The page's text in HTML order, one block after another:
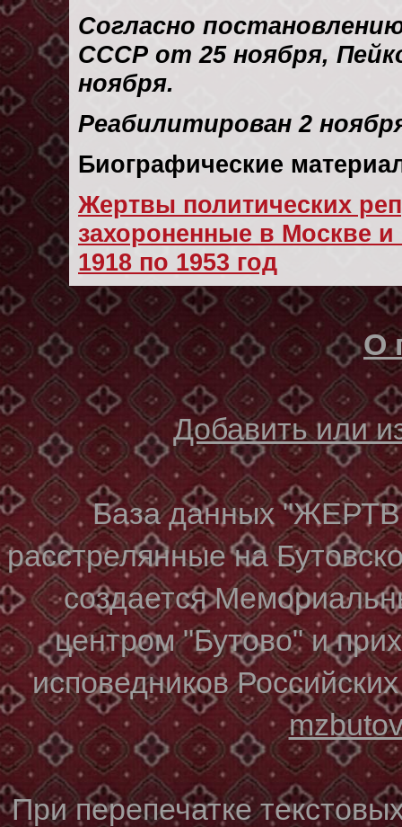
Согласно
СССР от 25 ноября,
ноября.
Реабилитирован 2
Биографические
Жертвы политических
захороненные в Москве
1918 по 1953 год
О
Добавить или
База данных
расстрелянные на
создается
центром "Бутово" и
исповедников
При перепечатке